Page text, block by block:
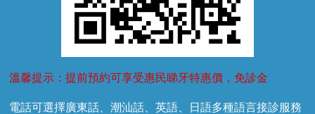
溫馨提示：提前預約可享受惠民睇牙特惠價，免診金
電話可選擇廣東話、潮汕話、英語、日語多種語言接診服務